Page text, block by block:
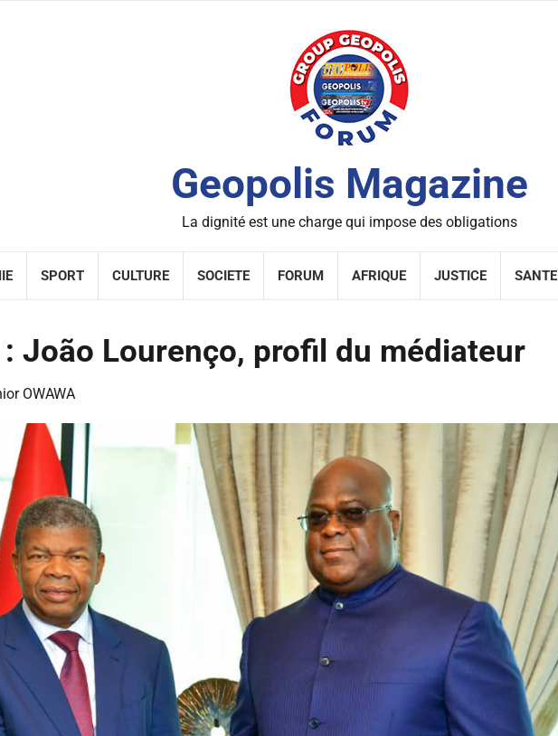
Geopolis Magazine
La dignité est une charge qui impose des obligations
SPORT CULTURE SOCIETE FORUM AFRIQUE JUSTICE SANTE
João Lourenço, profil du médiateur
OWAWA